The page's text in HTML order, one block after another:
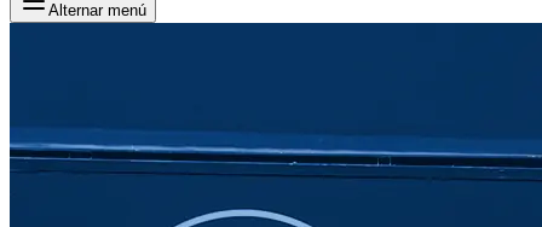
Alternar menú